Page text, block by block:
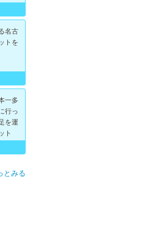
名古
トを
一多
行っ
を運
ト
とみる